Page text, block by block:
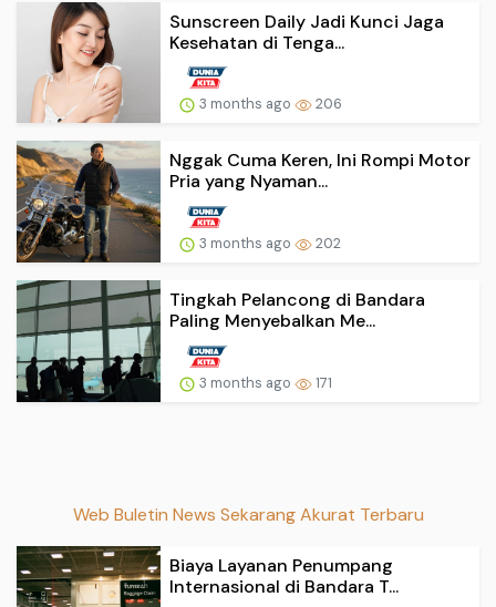
Sunscreen Daily Jadi Kunci Jaga
Kesehatan di Tenga...
3 months ago 206
Nggak Cuma Keren, Ini Rompi Motor
Pria yang Nyaman...
3 months ago 202
Tingkah Pelancong di Bandara
Paling Menyebalkan Me...
3 months ago 171
Web Buletin News Sekarang Akurat Terbaru
Biaya Layanan Penumpang
Internasional di Bandara T...